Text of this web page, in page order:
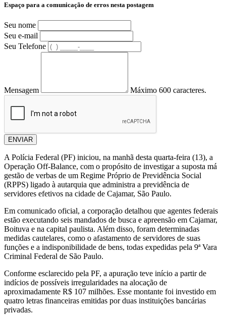
Espaço para a comunicação de erros nesta postagem
Seu nome
Seu e-mail
Seu Telefone
Mensagem Máximo 600 caracteres.
ENVIAR
A Polícia Federal (PF) iniciou, na manhã desta quarta-feira (13), a
Operação Off-Balance, com o propósito de investigar a suposta má
gestão de verbas de um Regime Próprio de Previdência Social
(RPPS) ligado à autarquia que administra a previdência de
servidores efetivos na cidade de Cajamar, São Paulo.
Em comunicado oficial, a corporação detalhou que agentes federais
estão executando seis mandados de busca e apreensão em Cajamar,
Boituva e na capital paulista. Além disso, foram determinadas
medidas cautelares, como o afastamento de servidores de suas
funções e a indisponibilidade de bens, todas expedidas pela 9ª Vara
Criminal Federal de São Paulo.
Conforme esclarecido pela PF, a apuração teve início a partir de
indícios de possíveis irregularidades na alocação de
aproximadamente R$ 107 milhões. Esse montante foi investido em
quatro letras financeiras emitidas por duas instituições bancárias
privadas.